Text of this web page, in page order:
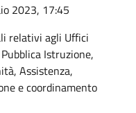
2023, 17:45
relativi agli Uffici
Istruzione,
Assistenza,
e coordinamento